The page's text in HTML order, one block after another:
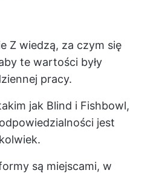
Z wiedzą, za czym się
te wartości były
pracy.
jak Blind i Fishbowl,
jest
są miejscami, w